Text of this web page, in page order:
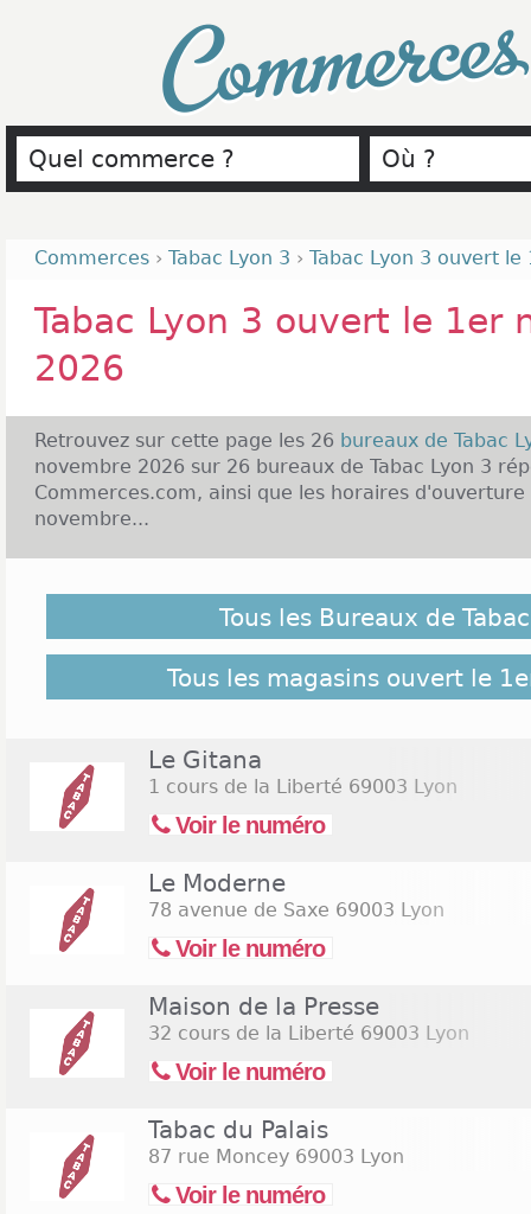
Commerces › Tabac Lyon 3 › Tabac Lyon 3 ouvert
Tabac Lyon 3 ouvert le 1er
2026
Retrouvez sur cette page les 26 bureaux de Tabac
novembre 2026 sur 26 bureaux de Tabac Lyon 3
Commerces.com, ainsi que les horaires d'ouverture
novembre...
le 1er novembre 2026 ne soient pas répertoriés ici,
pour retrouver l'ensemble des Tabac Lyon 3
26 bureaux de Tabac Lyon 3
Tous les Bureaux de
Tous les magasins ouvert le
Le Gitana
1 cours de la Liberté 69003 Lyon
Voir le numéro
Le Moderne
78 avenue de Saxe 69003 Lyon
Voir le numéro
Maison de la Presse
32 cours de la Liberté 69003 Lyon
Voir le numéro
Tabac du Palais
87 rue Moncey 69003 Lyon
Voir le numéro